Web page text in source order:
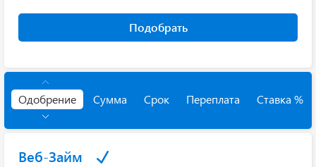
Подобрать
Одобрение Сумма Срок Переплата Ставка %
Веб-Займ